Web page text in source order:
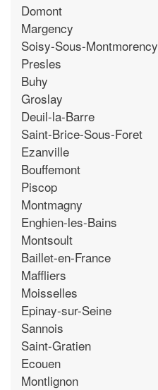
Domont
Margency
Soisy-Sous-Montmorency
Presles
Buhy
Groslay
Deuil-la-Barre
Saint-Brice-Sous-Foret
Ezanville
Bouffemont
Piscop
Montmagny
Enghien-les-Bains
Montsoult
Baillet-en-France
Maffliers
Moisselles
Epinay-sur-Seine
Sannois
Saint-Gratien
Ecouen
Montlignon